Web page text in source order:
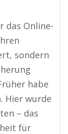
das Online-
sondern
habe
Hier wurde
– das
für